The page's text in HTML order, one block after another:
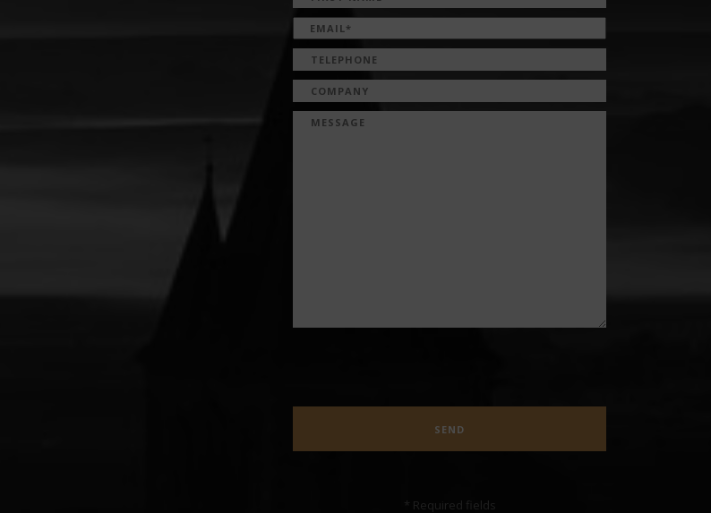
* Required fields